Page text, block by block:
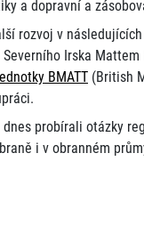
a dopravní a
rozvoj v
Irska
BMATT (British
probírali otázky
i v obranném